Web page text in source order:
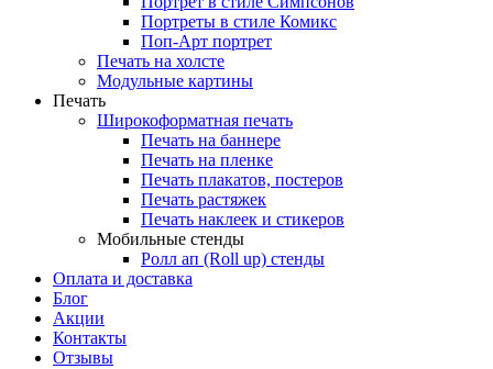
Портреты в стиле Комикс
Поп-Арт портрет
Печать на холсте
Модульные картины
Печать
Широкоформатная печать
Печать на баннере
Печать на пленке
Печать плакатов, постеров
Печать растяжек
Печать наклеек и стикеров
Мобильные стенды
Ролл ап (Roll up) стенды
Оплата и доставка
Блог
Акции
Контакты
Отзывы